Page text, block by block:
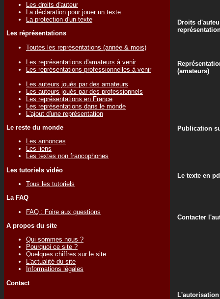
Les droits d'auteur
La déclaration pour jouer un texte
La protection d'un texte
Les réprésentations
Toutes les représentations (année & mois)
Les représentations d'amateurs à venir
Les représentations professionnelles à venir
Les auteurs joués par des amateurs
Les auteurs joués par des professionnels
Les représentations en France
Les représentations dans le monde
L'ajout d'une représentation
Le reste du monde
Les annonces
Les liens
Les textes non francophones
Les tutoriels vidéo
Tous les tutoriels
La FAQ
FAQ : Foire aux questions
A propos du site
Qui sommes nous ?
Pourquoi ce site ?
Quelques chiffres sur le site
L'actualité du site
Informations légales
Contact
Droits
(amateurs)
Publication
Le texte en
Contacter
L'autorisation